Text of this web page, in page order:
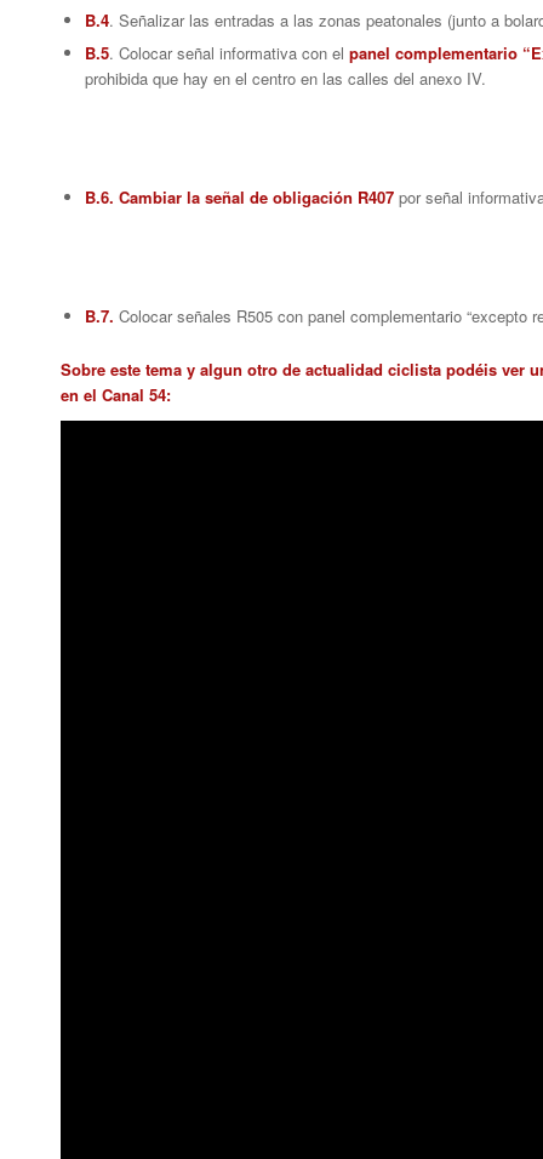
B.4. Señalizar las entradas a las zonas peatonales (junto a
B.5. Colocar señal informativa con el panel complementario
prohibida que hay en el centro en las calles del anexo IV.
B.6. Cambiar la señal de obligación R407 por señal
B.7. Colocar señales R505 con panel complementario
Sobre este tema y algun otro de actualidad ciclista podéis ver
en el Canal 54: